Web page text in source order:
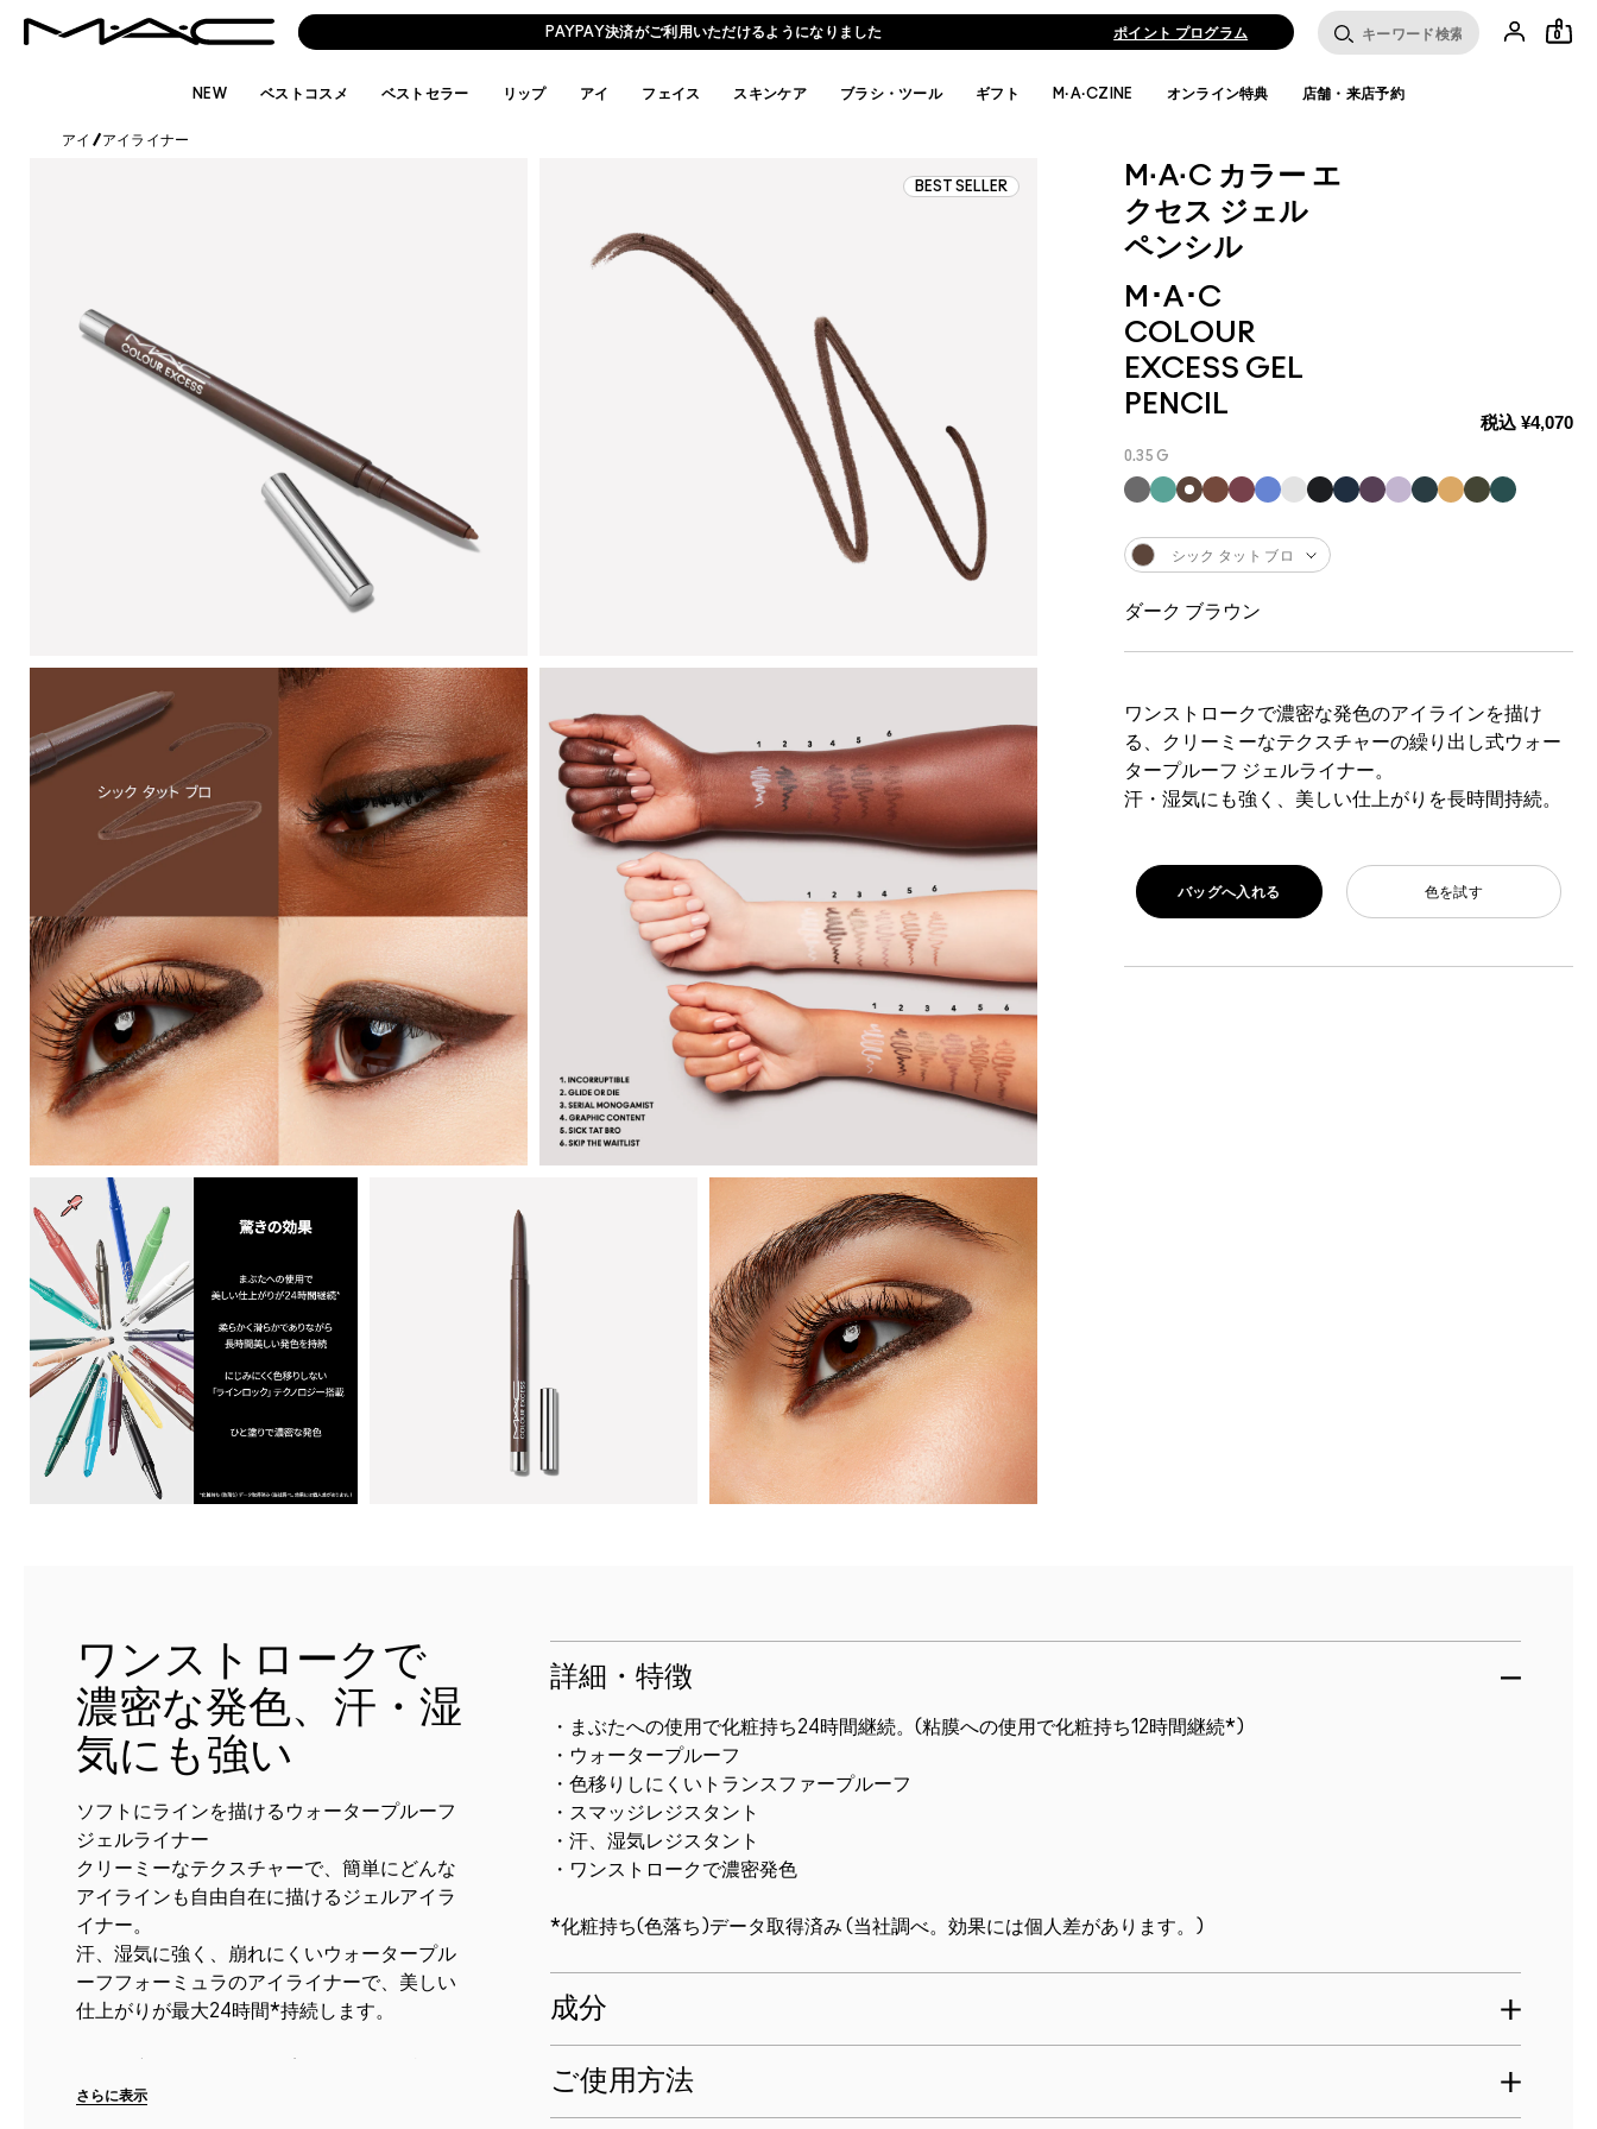
PAYPAY決済がご利用いただけるようになりました ポイント プログラム 0
NEW ベストコスメ ベストセラー リップ アイ フェイス スキンケア ブラシ・ツール ギフト M·A·CZINE オンライン特典 店舗・来店予約
アイ /アイライナー
BEST SELLER
M·A·C カラー エ
クセス ジェル
ペンシル
M･A･C
COLOUR
EXCESS GEL
PENCIL
税込 ¥4,070
0.35 G
ワンストロークで濃密な発色のアイラインを描け
る、クリーミーなテクスチャーの繰り出し式ウォー
タープルーフ ジェルライナー。
汗・湿気にも強く、美しい仕上がりを長時間持続。
シック タット ブロ
ダーク ブラウン
色を試す
バッグへ入れる
ワンストロークで
濃密な発色、汗・湿
気にも強い
ソフトにラインを描けるウォータープルーフ
ジェルライナー
クリーミーなテクスチャーで、簡単にどんな
アイラインも自由自在に描けるジェルアイラ
イナー。
汗、湿気に強く、崩れにくいウォータープル
ーフフォーミュラのアイライナーで、美しい
仕上がりが最大24時間*持続します。
・ライン ロック ...
さらに表示
詳細・特徴
・まぶたへの使用で化粧持ち24時間継続。(粘膜への使用で化粧持ち12時間継続*)
・ウォータープルーフ
・色移りしにくいトランスファープルーフ
・スマッジレジスタント
・汗、湿気レジスタント
・ワンストロークで濃密発色
*化粧持ち(色落ち)データ取得済み (当社調べ。効果には個人差があります。)
成分
ご使用方法